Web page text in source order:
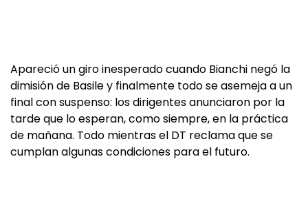
Apareció un giro inesperado cuando Bianchi negó la
dimisión de Basile y finalmente todo se asemeja a un
final con suspenso: los dirigentes anunciaron por la
tarde que lo esperan, como siempre, en la práctica
de mañana. Todo mientras el DT reclama que se
cumplan algunas condiciones para el futuro.